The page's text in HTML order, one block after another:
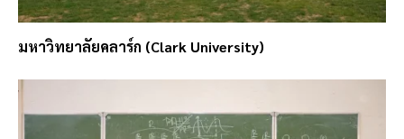
มหาวิทยาลัยคลาร์ก (Clark University)